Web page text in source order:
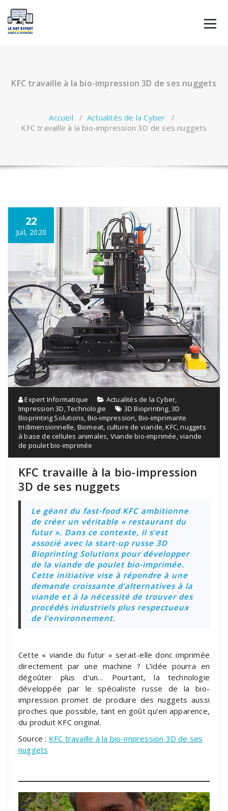
au
contenu
KFC travaille à la bio-impression 3D de ses nuggets
Accueil / Actualités de la Cyber /
KFC travaille à la bio-impression 3D de ses nuggets
22
Juil, 2020
Expert Informatique Actualités de la Cyber,
Impression 3D,Technologie 3D Bioprinting,3D
Bioprinting Solutions, Bio-impression, Bio-imprimante
tridimensionnelle, Biomeat, culture de viande,KFC,nuggets
à base de cellules animales, Viande bio-imprimée,viande
de poulet bio-imprimée
KFC travaille à la bio-impression
3D de ses nuggets
Le géant du fast-food KFC ambitionne
de créer un véritable « restaurant du
futur ». Dans ce contexte, il s’est
associé avec la start-up russe 3D
Bioprinting Solutions pour développer
de la viande de poulet bio-imprimée.
Cette initiative vise à répondre à une
demande croissante d’alternatives à la
viande et à la nécessité de trouver des
procédés industriels plus respectueux
de l’environnement.
Cette « viande du futur » serait-elle donc imprimée
directement par une machine ? L’idée pourra en
dégoûter plus d’un… Pourtant, la technologie
développée par le spécialiste russe de la bio-
impression promet de produire des nuggets aussi
proches que possible, tant en goût qu’en apparence,
du produit KFC original.
Source : KFC travaille à la bio-impression 3D de ses
nuggets